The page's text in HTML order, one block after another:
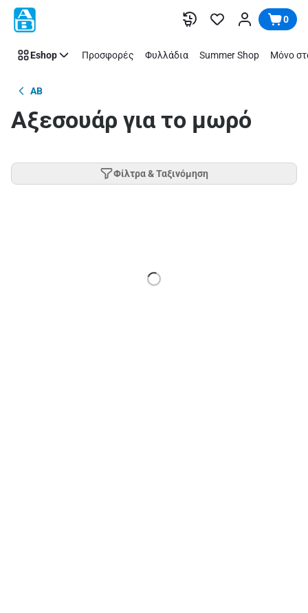
Παράλειψη 0
Eshop Προσφορές Φυλλάδια Summer Shop Μόνο
AB
Αξεσουάρ για το μωρό
Φίλτρα & Ταξινόμηση